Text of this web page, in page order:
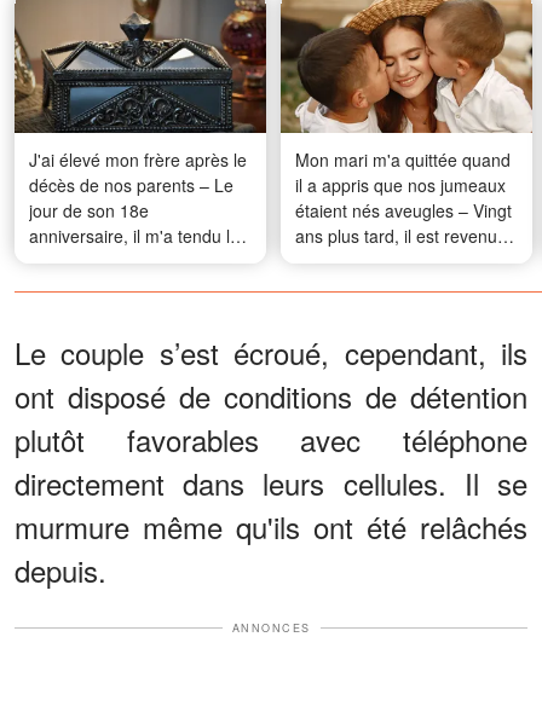
J'ai élevé mon frère après le
décès de nos parents – Le
jour de son 18e
anniversaire, il m'a tendu la
vieille boîte à bijoux de notre
mère et m'a dit : « Il y a une
Mon mari m'a quittée quand
il a appris que nos jumeaux
étaient nés aveugles – Vingt
ans plus tard, il est revenu
me supplier de l'aider
Le couple s’est écroué, cependant, ils
ont disposé de conditions de détention
plutôt favorables avec téléphone
directement dans leurs cellules. Il se
murmure même qu'ils ont été relâchés
depuis.
ANNONCES